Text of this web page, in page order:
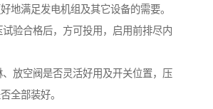
地满足发电机组及其它设备的需要。
验合格后，方可投用，启用前排尽内
放空阀是否灵活好用及开关位置，压
全部装好。